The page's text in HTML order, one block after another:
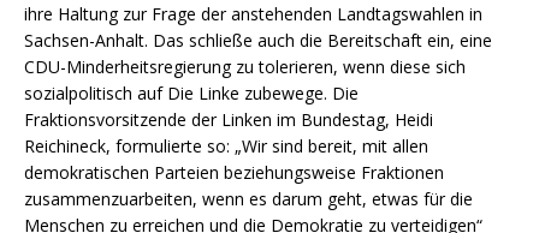
ihre Haltung zur Frage der anstehenden Landtagswahlen in
Sachsen-Anhalt. Das schließe auch die Bereitschaft ein, eine
CDU-Minderheitsregierung zu tolerieren, wenn diese sich
sozialpolitisch auf Die Linke zubewege. Die
Fraktionsvorsitzende der Linken im Bundestag, Heidi
Reichineck, formulierte so: „Wir sind bereit, mit allen
demokratischen Parteien beziehungsweise Fraktionen
zusammenzuarbeiten, wenn es darum geht, etwas für die
Menschen zu erreichen und die Demokratie zu verteidigen“